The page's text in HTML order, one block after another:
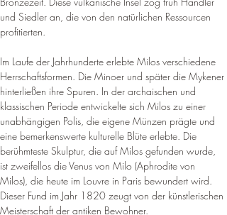
und Siedler an, die von den natürlichen Ressourcen
profitierten.
Im Laufe der Jahrhunderte erlebte Milos verschiedene
Herrschaftsformen. Die Minoer und später die Mykener
hinterließen ihre Spuren. In der archaischen und
klassischen Periode entwickelte sich Milos zu einer
unabhängigen Polis, die eigene Münzen prägte und
eine bemerkenswerte kulturelle Blüte erlebte. Die
berühmteste Skulptur, die auf Milos gefunden wurde,
ist zweifellos die Venus von Milo (Aphrodite von
Milos), die heute im Louvre in Paris bewundert wird.
Dieser Fund im Jahr 1820 zeugt von der künstlerischen
Meisterschaft der antiken Bewohner.